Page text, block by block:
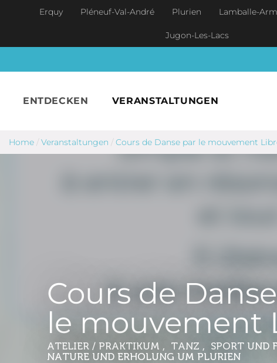
Skip to main content
Erquy Pléneuf-Val-André Plurien Lamballe-
Jugon-Les-Lacs
ENTDECKEN VERANSTALTUNGEN
Home / Veranstaltungen / Cours de Danse par le mouvement
Cours de
le mouvement
ATELIER / PRAKTIKUM , TANZ , SPORT UND
NATURE UND ERHOLUNG UM PLURIEN